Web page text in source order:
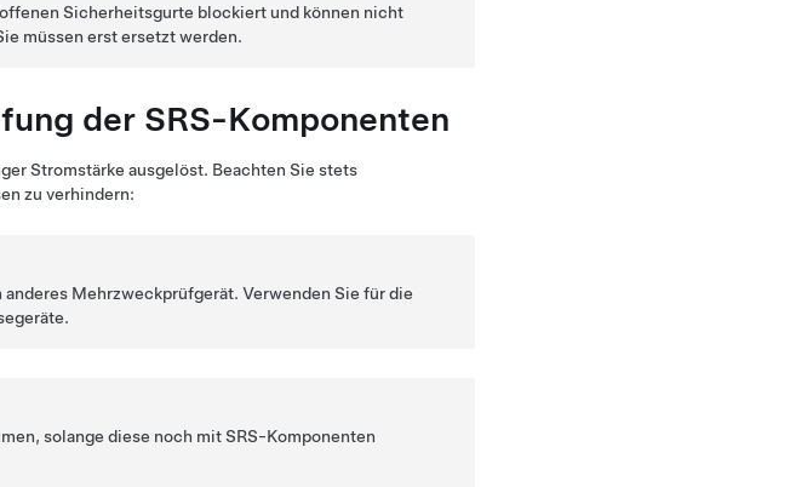
Sicherheitsgurte blockiert und können nicht
müssen erst ersetzt werden.
der SRS-Komponenten
Stromstärke ausgelöst. Beachten Sie stets
zu verhindern:
Mehrzweckprüfgerät. Verwenden Sie für die
solange diese noch mit SRS-Komponenten